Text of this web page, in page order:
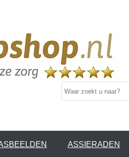
ASSIERADEN